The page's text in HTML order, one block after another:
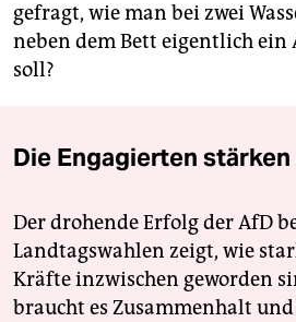
gefragt, wie man bei zwei
neben dem Bett eigentlich ein
soll?
Die Engagierten stärken
Der drohende Erfolg der AfD
Landtagswahlen zeigt, wie
Kräfte inzwischen geworden
braucht es Zusammenhalt